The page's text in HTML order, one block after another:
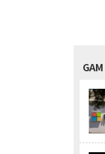
GAM